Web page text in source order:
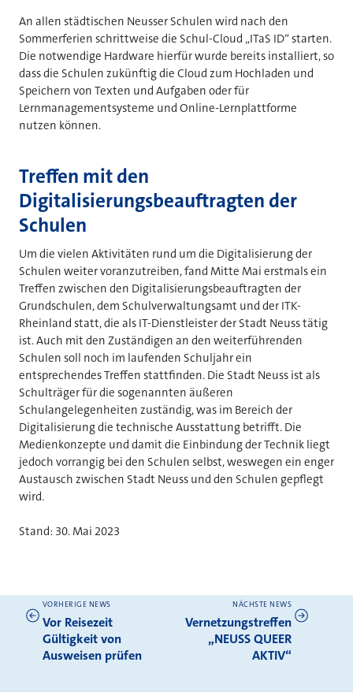
An allen städtischen Neusser Schulen wird nach den
Sommerferien schrittweise die Schul-Cloud „ITaS ID“ starten.
Die notwendige Hardware hierfür wurde bereits installiert, so
dass die Schulen zukünftig die Cloud zum Hochladen und
Speichern von Texten und Aufgaben oder für
Lernmanagementsysteme und Online-Lernplattforme
nutzen können.
Treffen mit den
Digitalisierungsbeauftragten der
Schulen
Um die vielen Aktivitäten rund um die Digitalisierung der
Schulen weiter voranzutreiben, fand Mitte Mai erstmals ein
Treffen zwischen den Digitalisierungsbeauftragten der
Grundschulen, dem Schulverwaltungsamt und der ITK-
Rheinland statt, die als IT-Dienstleister der Stadt Neuss tätig
ist. Auch mit den Zuständigen an den weiterführenden
Schulen soll noch im laufenden Schuljahr ein
entsprechendes Treffen stattfinden. Die Stadt Neuss ist als
Schulträger für die sogenannten äußeren
Schulangelegenheiten zuständig, was im Bereich der
Digitalisierung die technische Ausstattung betrifft. Die
Medienkonzepte und damit die Einbindung der Technik liegt
jedoch vorrangig bei den Schulen selbst, weswegen ein enger
Austausch zwischen Stadt Neuss und den Schulen gepflegt
wird.
Stand: 30. Mai 2023
Weitere News
VORHERIGE NEWS
Vor Reisezeit
Gültigkeit von
Ausweisen prüfen
NÄCHSTE NEWS
Vernetzungstreffen
„NEUSS QUEER
AKTIV“